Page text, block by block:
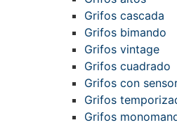
Grifos cascada
Grifos bimando
Grifos vintage
Grifos cuadrado
Grifos con
Grifos
Grifos